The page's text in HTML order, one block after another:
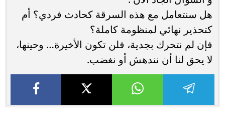
هل سنتعامل مع هذه السرقة كحادث فردي؟ أم
كتحذير نهائي لمنظومة كاملة؟
فإن لم نتحرك بجدية، فلن تكون الأخيرة… وحينها،
لا يحق لنا أن نندهش أو نغضب.